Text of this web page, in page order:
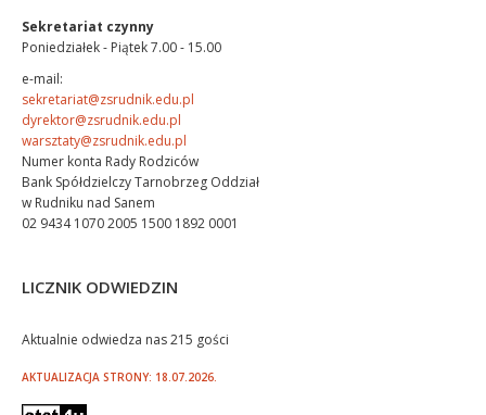
Sekretariat czynny
Poniedziałek - Piątek 7.00 - 15.00
e-mail:
sekretariat@zsrudnik.edu.pl
dyrektor@zsrudnik.edu.pl
warsztaty@zsrudnik.edu.pl
Numer konta Rady Rodziców
Bank Spółdzielczy Tarnobrzeg Oddział
w Rudniku nad Sanem
02 9434 1070 2005 1500 1892 0001
LICZNIK ODWIEDZIN
Aktualnie odwiedza nas 215 gości
AKTUALIZACJA STRONY: 18.07.2026.